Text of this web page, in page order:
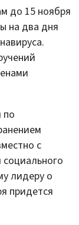
до 15 ноября
на два дня
по
с
лидеру о
придется